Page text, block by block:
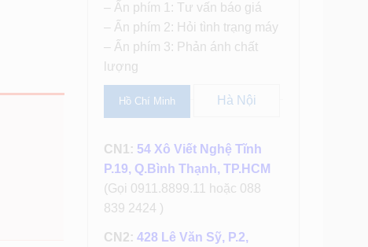
– Ấn phím 1: Tư vấn báo giá
– Ấn phím 2: Hỏi tình trạng máy
– Ấn phím 3: Phản ánh chất
lượng
Hồ Chí Minh Hà Nội
CN1: 54 Xô Viết Nghệ Tĩnh
P.19, Q.Bình Thạnh, TP.HCM
(Gọi 0911.8899.11 hoặc 088
839 2424 )
CN2: 428 Lê Văn Sỹ, P.2,